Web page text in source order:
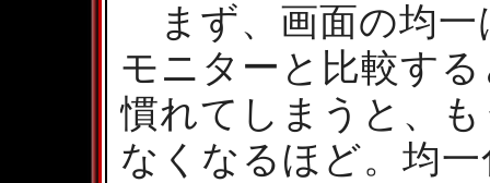
まず、画面の均一
モニターと比較す
慣れてしまうと、
なくなるほど。均